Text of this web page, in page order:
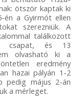
ötször kaptak ki
én a Gyirmót ellen
szerezniük. A
találkozott
csapat, és 13
olvasható ki a
eredmény
hazai pályán 1-2
pedig május 2-án
a mérleget.